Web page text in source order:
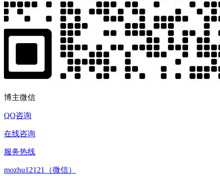
博主微信
QQ咨询
在线咨询
服务热线
mozhu12121（微信）